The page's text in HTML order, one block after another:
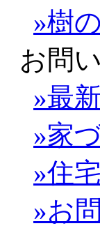
»樹
お問
»最
»家
»住
»お